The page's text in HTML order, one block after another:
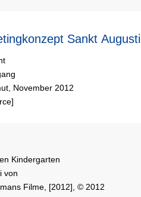
Sankt
November 2012
Kindergarten
von
Filme, [2012], © 2012